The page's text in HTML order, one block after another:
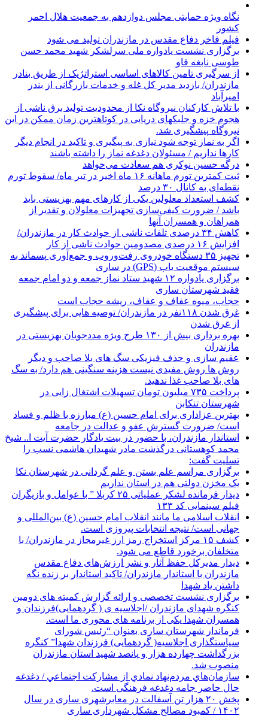
نگاه ویژه حمایتی مجلس دوازدهم به جمعیت هلال احمر
کشور
فیلم فاخر دفاع مقدس در مازندران تولید می شود
برگزاری نشست یادواره ملی سرلشکر شهید محمد حسن
طوسی نابغه فاو
از سرگیری تامین کالاهای اساسی استراتژیک از طریق بنادر
مازندران/ بازدید مدیر کل غله و خدمات بازرگانی از بندر
امیرآباد
با تلاش کارکنان نیروگاه نکا از محدودیت تولید برق ناشی از
هجوم خزه و جلبکهای دریایی در کوتاهترین زمان ممکن در این
نیروگاه پیشگیری شد.
اگر به نماز توجه شود نیازی به پیگیری و تاکید در انجام دیگر
کارها نداریم / مسئولان دغدغه نماز را داشته باشند
درگه حسین نوکری هم سعادت می‌خواهد
ثبت کمترین تورم ماهانه ۱۶ ماه اخیر در تیر ماه/ سقوط تورم
نقطه‌ای به کانال ۳۰ درصد
کشف استعداد معلولین یکی از کارهای مهم بهزیستی باید
باشد / ضرورت کیفی‌سازی تجهیزات معلولان و تقدیر از
همراهان و همسران آنها
کاهش ۳۴ درصدی تلفات ناشی از حوادث كار در مازندران/
افزایش ۱۶ درصدی مصدومین حوادث ناشی از کار
تجهیز ۳۵ دستگاه خودروی رفت‌وروب و جمع‌آوری پسماند به
سیستم موقعیت یاب (GPS) در ساری
برگزاری یادواره ۱۲ شهید ستاد نماز جمعه و دو امام جمعه
فقید شهرستان ساری
حجاب، میوه عفاف و عفاف، ریشه حجاب است
غرق شدن ۱۱۸نفر در مازندران/ توصيه هايی برای پيشگيری
از غرق شدن
بهره برداری بیش از ۱۳۰ طرح ویژه مددجویان بهزیستی در
مازندران
عقیم سازی و حذف فیزیکی سگ های بلا صاحب و دیگر
روش ها روش مفیدی نیست هزینه سنگینی هم دارد/ به سگ
های بلا صاحب غذا ندهید.
پرداخت ۷۳۵ میلیون تومان تسهیلات اشتغال زایی در
شهرستان تنکابن
بهترین عزاداری برای امام حسین (ع) مبارزه با ظلم و فساد
است/ ضرورت گسترش عفو و عدالت در جامعه
استاندار مازندران، با حضور در بیت یادگار حضرت آیت ا.. شیخ
محمد کوهستانی درگذشت مادر شهیدان هاشمی نسب را
تسلیت گفت:
برگزاری مراسم علم بستن و علم گردانی در شهرستان نکا
یک مخزن دولتی هم در استان نداریم
دیدار فرمانده لشکر عملیاتی ۲۵ کربلا ” با عوامل و بازیگران
فیلم سینمایی کد ۱۳۳
انقلاب اسلامی ما مانند انقلاب امام حسین (ع) بین‌المللی و
جهانی است/ نتیجه انتخابات پیروزی است.
کشف ۱۵ مرکز استخراج رمز ارز غیرمجاز در مازندران/ با
متخلفان برخورد قاطع می شود.
دیدار مدیرکل حفظ آثار و نشر ارزش‌های دفاع مقدس
مازندران با استاندار مازندران/ تاکید استاندار بر زنده نگه
داشتن یاد شهدا
برگزاری نشست تخصصی و ارائه گزارش کمیته های دومین
کنگره شهدای مازندران /اجلاسیه ی ( گردهمایی)فرزندان و
همسران شهدا یکی از برنامه های محوری ما است.
فرماندار شهرستان ساری بعنوان “رئیس شورای
سیاستگذاری اجلاسیه( گردهمایی) فرزندان شهدا” کنگره
بزرگداشت چهارده هزار و پانصد شهید استان مازندران
منصوب شد.
سازمان‌هاي مردم‌نهاد نمادي از مشاركت اجتماعي / دغدغه
حال حاضر جامه دغدغه فرهنگی است.
پخش ۲۰ هزار تن آسفالت در معابرشهری ساری در سال
۱۴۰۲ / کمبود مصالح مشکل شهرداری ساری